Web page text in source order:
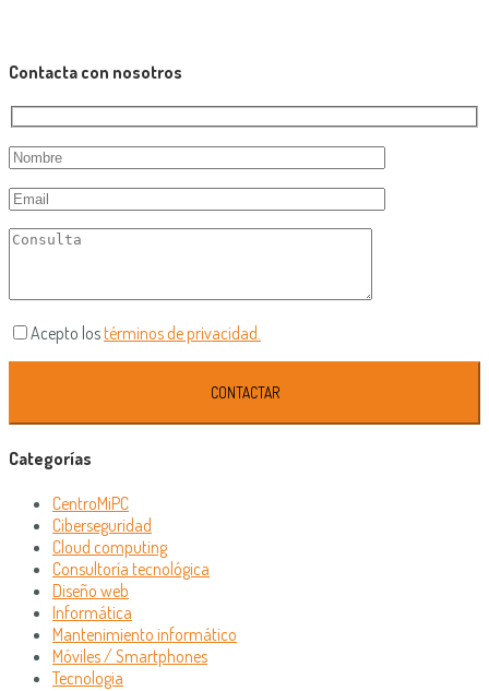
Contacta con nosotros
Acepto lostérminos de privacidad.
Categorías
CentroMiPC
Ciberseguridad
Cloud computing
Consultoría tecnológica
Diseño web
Informática
Mantenimiento informático
Móviles / Smartphones
Tecnologia